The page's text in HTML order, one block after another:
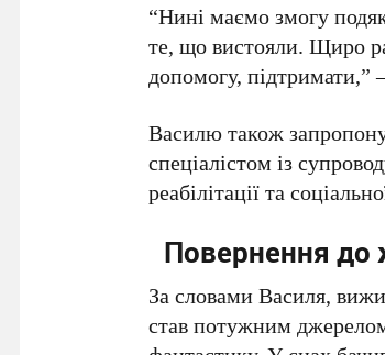
“Нині маємо змогу
те, що вистояли. Щиро
допомогу, підтримати,”
Василю також
спеціалістом із
реабілітації та
Повернення до
За словами Василя,
став потужним